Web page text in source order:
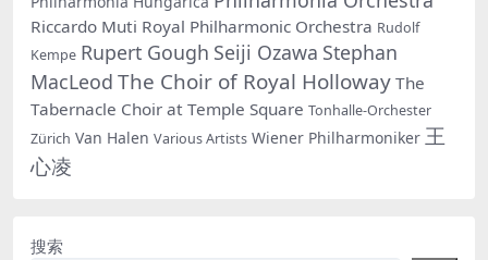
Riccardo Muti Royal Philharmonic Orchestra Rudolf
Kempe Rupert Gough Seiji Ozawa Stephan
MacLeod The Choir of Royal Holloway The
Tabernacle Choir at Temple Square Tonhalle-Orchester
Zürich Van Halen Various Artists Wiener Philharmoniker 王
心凌
搜索